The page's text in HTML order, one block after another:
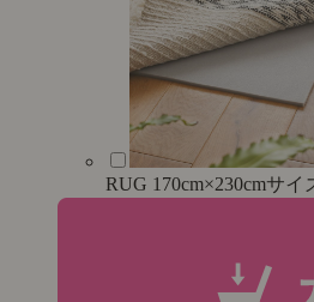
RUG 170cm×230cmサイ